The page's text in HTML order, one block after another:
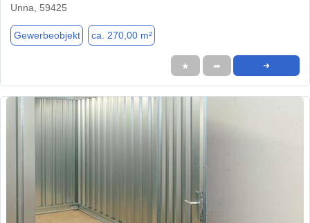
Unna, 59425
Gewerbeobjekt ca. 270,00 m²
★ ➦ ➜